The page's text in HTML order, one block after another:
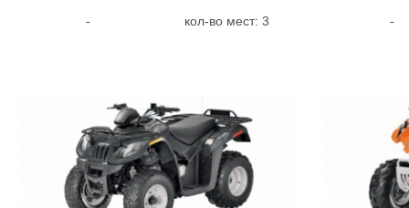
- кол-во мест: 3 -